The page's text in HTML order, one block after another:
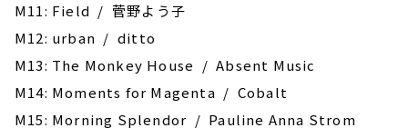
M11: Field / 菅野よう子
M12: urban / ditto
M13: The Monkey House / Absent Music
M14: Moments for Magenta / Cobalt
M15: Morning Splendor / Pauline Anna Strom